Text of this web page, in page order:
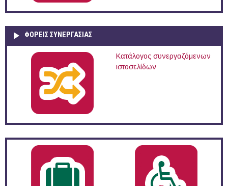
ΦΟΡΕΙΣ ΣΥΝΕΡΓΑΣΙΑΣ
Κατάλογος συνεργαζόμενων
ιστοσελίδων